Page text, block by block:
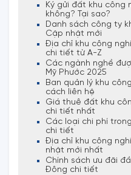
Ký gửi đất khu công
không? Tại sao?
Danh sách công ty
Cập nhật mới
Địa chỉ khu công
chi tiết từ A-Z
Các ngành nghề
Mỹ Phước 2025
Ban quản lý khu
cách liên hệ
Giá thuê đất khu
chi tiết nhất
Các loại chi phí
chi tiết
Địa chỉ khu công
nhật mới nhất
Chính sách ưu đãi
Đông chi tiết